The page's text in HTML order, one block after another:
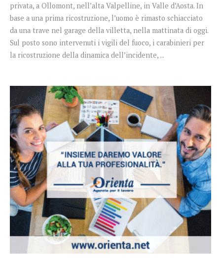
privata, a Ollomont, nell’alta Valpelline, in Valle d’Aosta. In
base a una prima ricostruzione, l’uomo è rimasto schiacciato
da una trave nel garage della villetta, nella mattinata di oggi.
Sul posto sono intervenuti i vigili del fuoco, i carabinieri per
la ricostruzione della dinamica dell’incidente, ...